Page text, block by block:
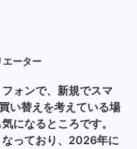
ーター
ォンで、新規でスマ
い替えを考えている場
になるところです。
っており、2026年に